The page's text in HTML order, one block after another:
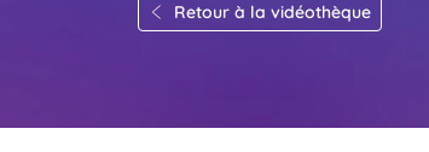
Retour à la vidéothèque